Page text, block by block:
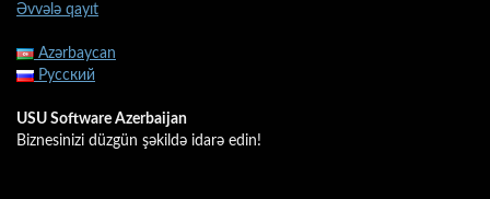
Əvvələ qayıt
Azərbaycan
Русский
USU Software Azerbaijan
Biznesinizi düzgün şəkildə idarə edin!